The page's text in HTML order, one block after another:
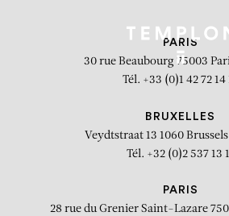
PARIS
30 rue Beaubourg 75003
Tél. +33 (0)1 42 72 14
BRUXELLES
Veydtstraat 13 1060
Tél. +32 (0)2 537 13
PARIS
28 rue du Grenier Saint-Lazare